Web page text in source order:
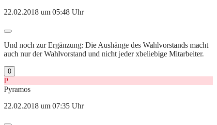
22.02.2018 um 05:48 Uhr
Und noch zur Ergänzung: Die Aushänge des Wahlvorstands macht
auch nur der Wahlvorstand und nicht jeder xbeliebige Mitarbeiter.
0
P
Pyramos
22.02.2018 um 07:35 Uhr